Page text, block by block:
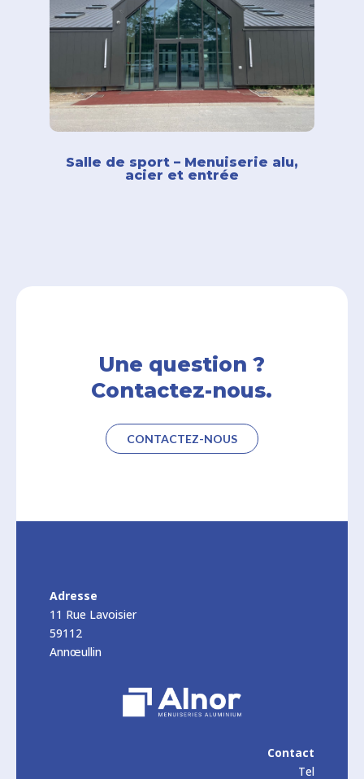
Salle de sport – Menuiserie alu,
acier et entrée
Une question ?
Contactez-nous.
CONTACTEZ-NOUS
Adresse
11 Rue Lavoisier
59112
Annœullin
Contact
Tel